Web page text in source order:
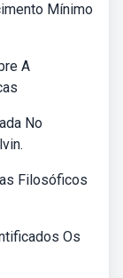
Mínimo
A
No
Filosóficos
Os